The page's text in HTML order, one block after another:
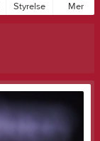
Styrelse Mer